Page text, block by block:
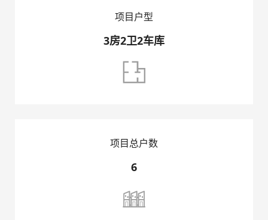
项目户型
3房2卫2车库

项目总户数
6
